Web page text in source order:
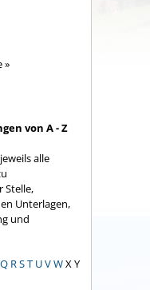
»
von A - Z
alle
Stelle,
Unterlagen,
und
Q RST UVWX Y